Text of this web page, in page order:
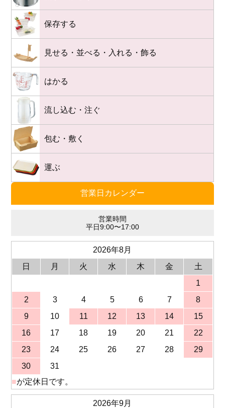
営業日カレンダー
営業時間
平日9:00〜17:00
2026年8月
日
月 火 水 木 金
土
1
2
3 4 5 6 7
8
9
10 11 12 13 14
15
16
17 18 19 20 21
22
23
24 25 26 27 28
29
30
31
■が定休日です。
2026年9月
保存する
見せる・並べる・入れる・飾る
はかる
流し込む・注ぐ
包む・敷く
運ぶ